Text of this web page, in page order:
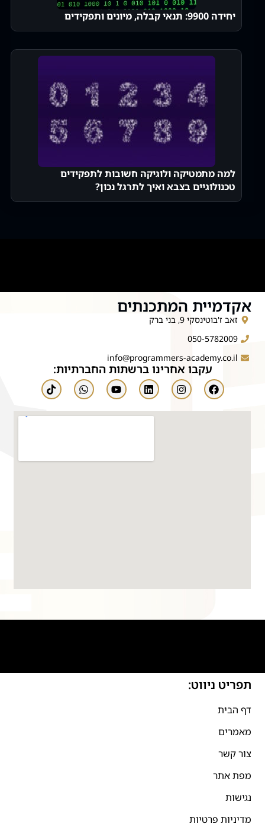
יחידה 9900: תנאי קבלה, מיונים ותפקידים
למה מתמטיקה ולוגיקה חשובות לתפקידים
טכנולוגיים בצבא ואיך לתרגל נכון?
אקדמיית המתכנתים
זאב ז'בוטינסקי 9, בני ברק
050-5782009
info@programmers-academy.co.il
עקבו אחרינו ברשתות החברתיות:
תפריט ניווט:
דף הבית
מאמרים
צור קשר
מפת אתר
נגישות
מדיניות פרטיות